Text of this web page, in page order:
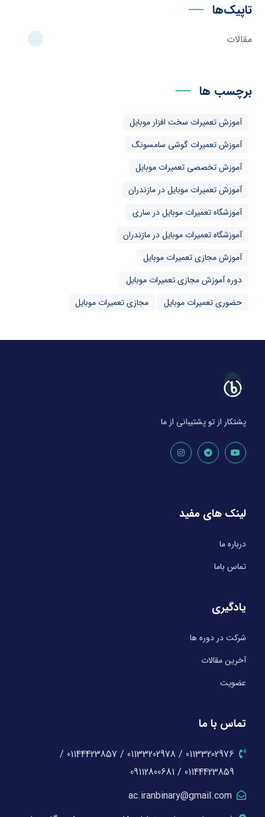
تاپیک‌ها
مقالات
برچسب ها
آموزش تعمیرات سخت افزار موبایل
آموزش تعمیرات گوشی سامسونگ
آموزش تخصصی تعمیرات موبایل
آموزش تعمیرات موبایل در مازندران
آموزشگاه تعمیرات موبایل در ساری
آموزشگاه تعمیرات موبایل در مازندران
آموزش مجازی تعمیرات موبایل
دوره آموزش مجازی تعمیرات موبایل
حضوری تعمیرات موبایل
مجازی تعمیرات موبایل
پشتکار از تو پشتیبانی از ما
لینک های مفید
درباره ما
تماس باما
یادگیری
شرکت در دوره ها
آخرین مقالات
عضویت
تماس با ما
01133202976 / 01133202978 / 01144423857 /
01144423859 / 09112800681
ac.iranbinary@gmail.com